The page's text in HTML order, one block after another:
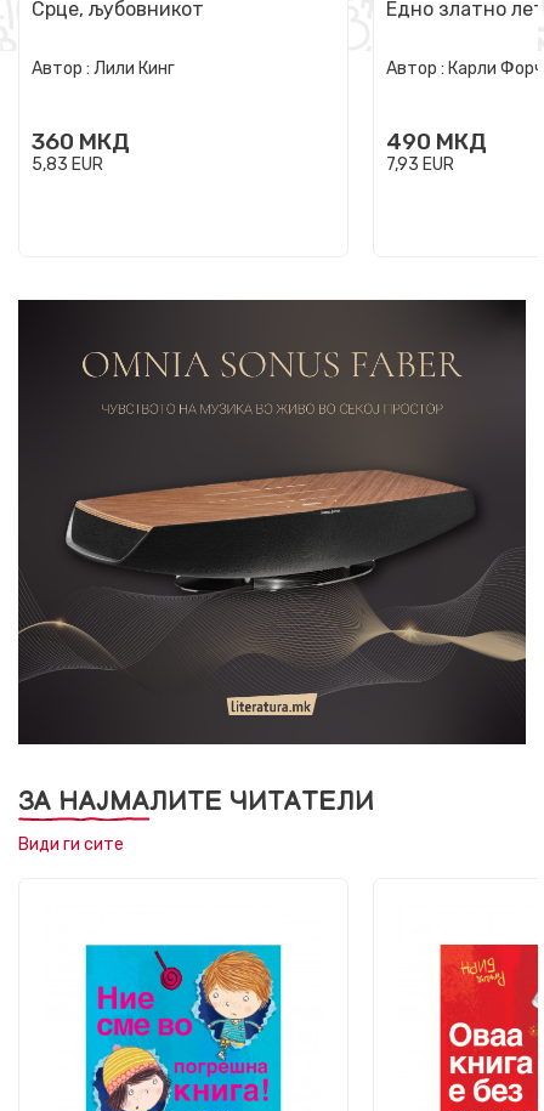
Срце, љубовникот
Автор : Лили Кинг
360 МКД
5,83 EUR
Едно златно
Автор : Карли
490 МКД
7,93 EUR
ЗА НАЈМАЛИТЕ ЧИТАТЕЛИ
Види ги сите